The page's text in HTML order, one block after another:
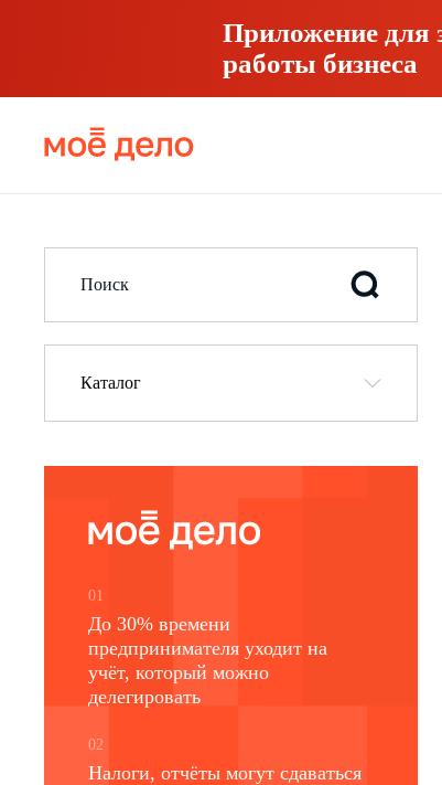
Приложение для
работы бизнеса
Каталог
01
До 30% времени
предпринимателя уходит на
учёт, который можно
делегировать
02
Налоги, отчёты могут сдаваться